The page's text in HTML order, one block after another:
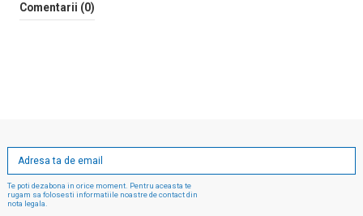
Comentarii (0)
Te poti dezabona in orice moment. Pentru aceasta te
rugam sa folosesti informatiile noastre de contact din
nota legala.